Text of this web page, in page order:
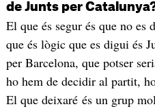
de Junts per
El que és segur és que no
que és lògic que es digui és
per Barcelona, que potser
ho hem de decidir al partit,
El que deixaré és un grup